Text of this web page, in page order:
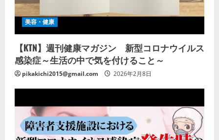
美容・健康
【KTN】週刊健康マガジン 新型コロナウイルス
感染症～生活の中で気を付けること～
pikakichi2015@gmail.com 2026年2月8日